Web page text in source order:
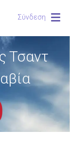
Σύνδεση
Τσαντ